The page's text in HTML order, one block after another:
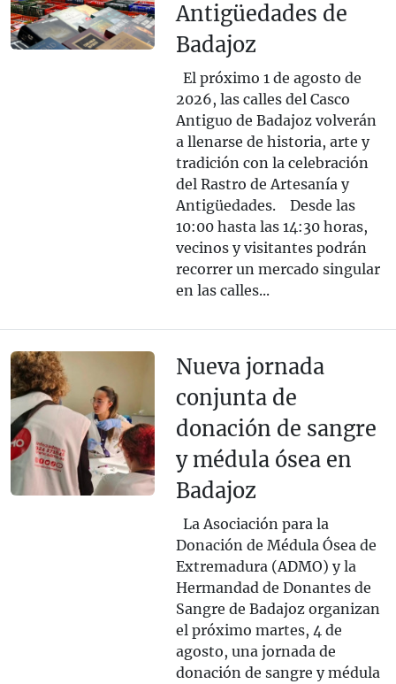
Antigüedades de
Badajoz
El próximo 1 de agosto de
2026, las calles del Casco
Antiguo de Badajoz volverán
a llenarse de historia, arte y
tradición con la celebración
del Rastro de Artesanía y
Antigüedades. Desde las
10:00 hasta las 14:30 horas,
vecinos y visitantes podrán
recorrer un mercado singular
en las calles...
Nueva jornada
conjunta de
donación de sangre
y médula ósea en
Badajoz
La Asociación para la
Donación de Médula Ósea de
Extremadura (ADMO) y la
Hermandad de Donantes de
Sangre de Badajoz organizan
el próximo martes, 4 de
agosto, una jornada de
donación de sangre y médula